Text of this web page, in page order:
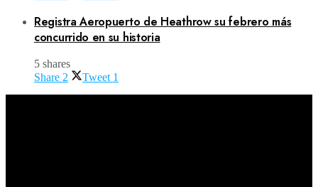
Registra Aeropuerto de Heathrow su febrero más
concurrido en su historia
5 shares
Share 2 Tweet 1